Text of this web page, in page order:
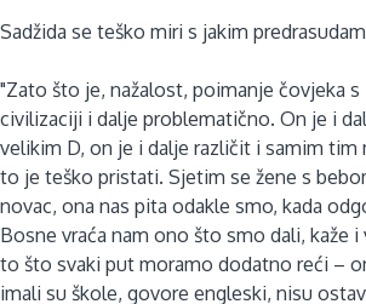
Sadžida se teško miri s jakim
"Zato što je, nažalost, poimanje čovjeka s
civilizaciji i dalje problematično. On je i
velikim D, on je i dalje različit i samim tim
to je teško pristati. Sjetim se žene s
novac, ona nas pita odakle smo, kada
Bosne vraća nam ono što smo dali, kaže i
to što svaki put moramo dodatno reći –
imali su škole, govore engleski, nisu